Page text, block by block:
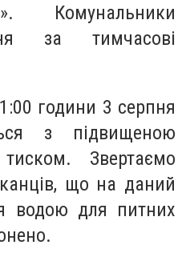
Комунальники
за тимчасові
години 3 серпня
з підвищеною
Звертаємо
що на даний
водою для питних